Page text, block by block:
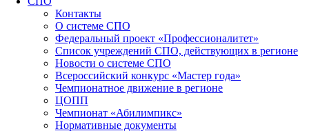
Контакты
О системе СПО
Федеральный проект «Профессионалитет»
Список учреждений СПО, действующих в регионе
Новости о системе СПО
Всероссийский конкурс «Мастер года»
Чемпионатное движение в регионе
ЦОПП
Чемпионат «Абилимпикс»
Нормативные документы